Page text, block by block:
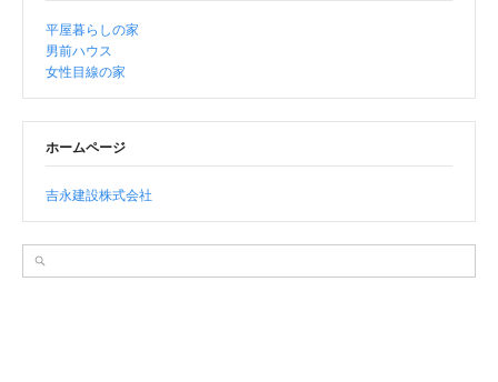
平屋暮らしの家
男前ハウス
女性目線の家
ホームページ
吉永建設株式会社